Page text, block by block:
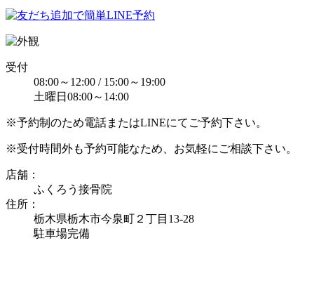
受付
08:00～12:00 / 15:00～19:00
土曜日08:00～14:00
※予約制のため電話またはLINEにてご予約下さい。
※受付時間外も予約可能なため、お気軽にご相談下さい。
店舗：
ふくろう接骨院
住所：
栃木県栃木市今泉町２丁目13-28
駐車場完備